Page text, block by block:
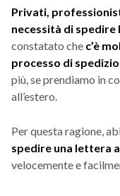
Privati,
necessità di
constatato che c’è
processo di
più, se prendiamo in
all’estero.
Per questa ragione,
spedire una lettera
velocemente e